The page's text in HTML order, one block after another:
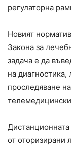
регулаторна
Новият
Закона за
задача е да
на
проследяване
от оторизирани